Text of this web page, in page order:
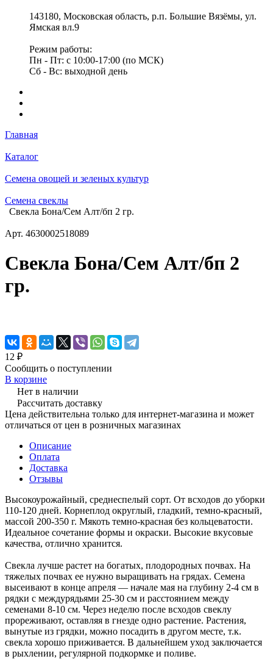
143180, Московская область, р.п. Большие Вязёмы, ул.
Ямская вл.9
Режим работы:
Пн - Пт: с 10:00-17:00 (по МСК)
Сб - Вс: выходной день
Главная
Каталог
Семена овощей и зеленых культур
Семена свеклы
Свекла Бона/Сем Алт/бп 2 гр.
Арт. 4630002518089
Свекла Бона/Сем Алт/бп 2
гр.
12 ₽
Сообщить о поступлении
В корзине
Нет в наличии
Рассчитать доставку
Цена действительна только для интернет-магазина и может
отличаться от цен в розничных магазинах
Описание
Оплата
Доставка
Отзывы
Высокоурожайный, среднеспелый сорт. От всходов до уборки
110-120 дней. Корнеплод округлый, гладкий, темно-красный,
массой 200-350 г. Мякоть темно-красная без кольцеватости.
Идеальное сочетание формы и окраски. Высокие вкусовые
качества, отлично хранится.
Свекла лучше растет на богатых, плодородных почвах. На
тяжелых почвах ее нужно выращивать на грядах. Семена
высеивают в конце апреля — начале мая на глубину 2-4 см в
рядки с междурядьями 25-30 см и расстоянием между
семенами 8-10 см. Через неделю после всходов свеклу
прореживают, оставляя в гнезде одно растение. Растения,
вынутые из грядки, можно посадить в другом месте, т.к.
свекла хорошо приживается. В дальнейшем уход заключается
в рыхлении, регулярной подкормке и поливе.